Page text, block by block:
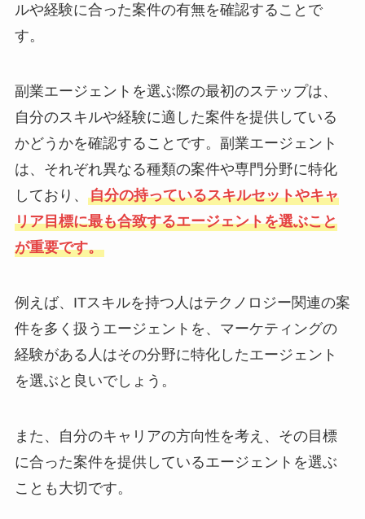
ルや経験に合った案件の有無を確認することで
す。
副業エージェントを選ぶ際の最初のステップは、
自分のスキルや経験に適した案件を提供している
かどうかを確認することです。副業エージェント
は、それぞれ異なる種類の案件や専門分野に特化
しており、 自分の持っているスキルセットやキャ
リア目標に最も合致するエージェントを選ぶこと
が重要です。
例えば、ITスキルを持つ人はテクノロジー関連の案
件を多く扱うエージェントを、マーケティングの
経験がある人はその分野に特化したエージェント
を選ぶと良いでしょう。
また、自分のキャリアの方向性を考え、その目標
に合った案件を提供しているエージェントを選ぶ
ことも大切です。